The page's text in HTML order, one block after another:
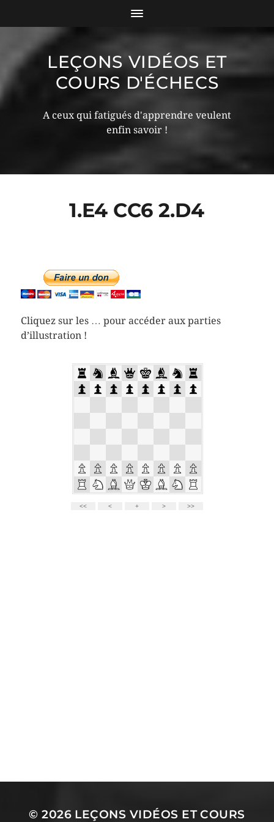
LEÇONS VIDÉOS ET
COURS D'ÉCHECS
A ceux qui fatigués d'apprendre veulent
enfin savoir !
1.E4 CC6 2.D4
Cliquez sur les … pour accéder aux parties
d’illustration !
© 2026 LEÇONS VIDÉOS ET COURS